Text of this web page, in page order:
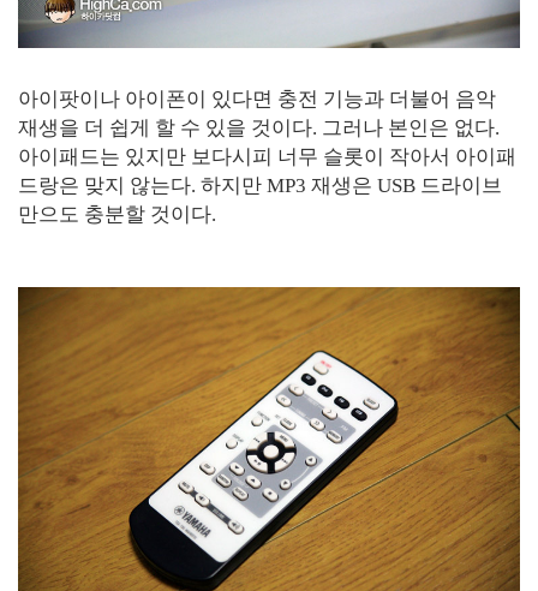
아이팟이나 아이폰이 있다면 충전 기능과 더불어 음악
재생을 더 쉽게 할 수 있을 것이다. 그러나 본인은 없다.
아이패드는 있지만 보다시피 너무 슬롯이 작아서 아이패
드랑은 맞지 않는다. 하지만 MP3 재생은 USB 드라이브
만으도 충분할 것이다.